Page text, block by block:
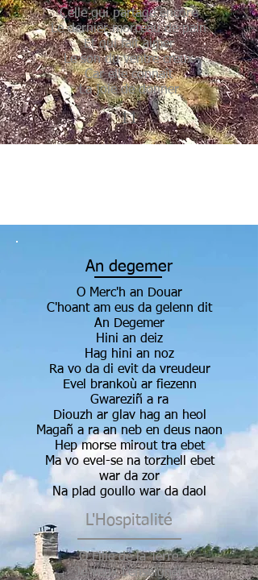
Celle qui partage encore
Le dernier morceau de pain
Et qui fait aimer
Le son du ventre creux
Car elle connaît
La joie de donner
11
An degemer
O Merc'h an Douar
C'hoant am eus da gelenn dit
An Degemer
Hini an deiz
Hag hini an noz
Ra vo da di evit da vreudeur
Evel brankoù ar fiezenn
Gwareziñ a ra
Diouzh ar glav hag an heol
Magañ a ra an neb en deus naon
Hep morse mirout tra ebet
Ma vo evel-se na torzhell ebet
war da zor
Na plad goullo war da daol
L'Hospitalité
O Fille de la Terre
Je veux t'enseigner